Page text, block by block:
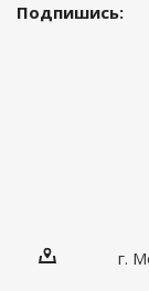
Подпишись:
г.